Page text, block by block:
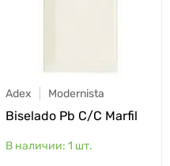
Adex Modernista
Biselado Pb C/C Marfil
1 шт.